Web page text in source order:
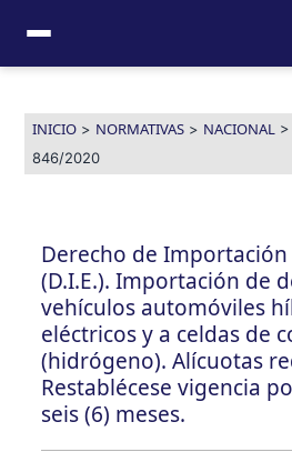
contenido
INICIO> NORMATIVAS> NACIONAL>
846/2020
Derecho de Importación
(D.I.E.). Importación de
vehículos automóviles
eléctricos y a celdas de
(hidrógeno). Alícuotas
Restablécese vigencia
seis (6) meses.